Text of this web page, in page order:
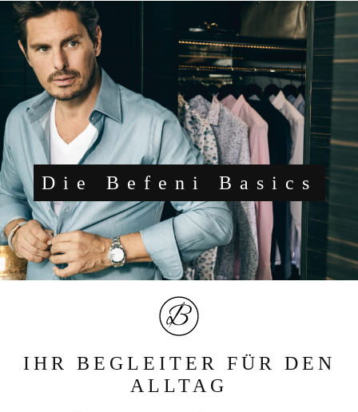
Die Befeni Basics
IHR BEGLEITER FÜR DEN
ALLTAG